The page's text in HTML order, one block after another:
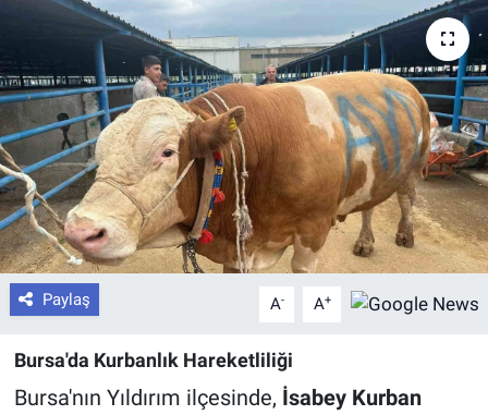
Paylaş A- A+
Bursa'da Kurbanlık Hareketliliği
Bursa'nın Yıldırım ilçesinde, İsabey Kurban